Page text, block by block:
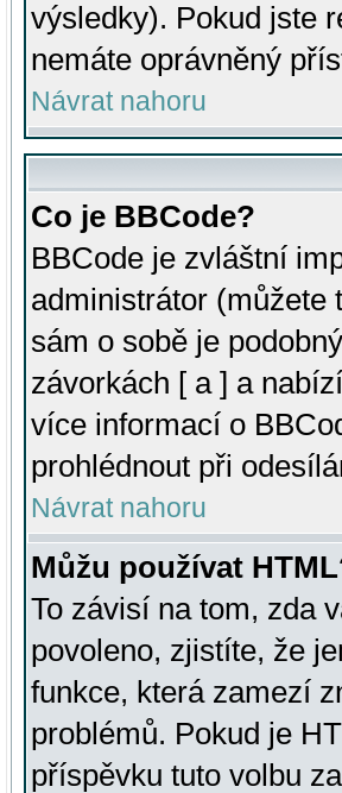
výsledky). Pokud jste
nemáte oprávněný
Návrat nahoru
Co je BBCode?
BBCode je zvláštní
administrátor (můžete
sám o sobě je
závorkách [ a ] a
více informací o
prohlédnout při
Návrat nahoru
Můžu používat
To závisí na tom, zda
povoleno, zjistíte, že
funkce, která zamezí
problémů. Pokud je
příspěvku tuto volbu